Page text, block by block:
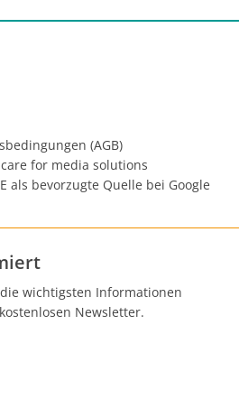
(AGB)
for media solutions
als bevorzugte Quelle bei Google
wichtigsten Informationen
Newsletter.